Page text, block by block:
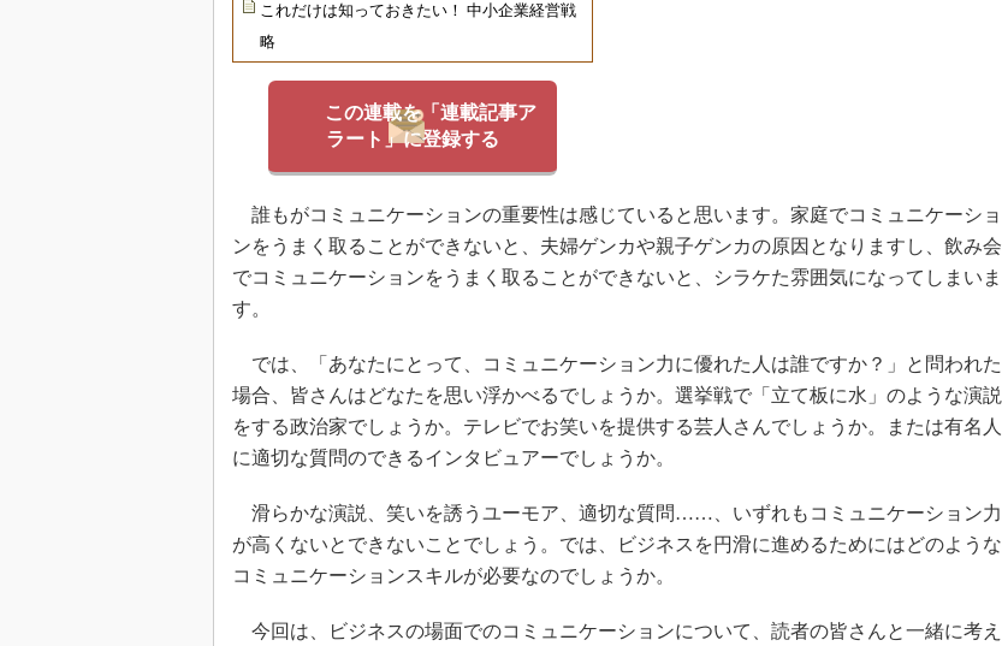
これだけは知っておきたい！ 中小企業経営戦
略
この連載を「連載記事ア
ラート」に登録する
誰もがコミュニケーションの重要性は感じていると思います。家庭でコミュニケーショ
ンをうまく取ることができないと、夫婦ゲンカや親子ゲンカの原因となりますし、飲み会
でコミュニケーションをうまく取ることができないと、シラケた雰囲気になってしまいま
す。
では、「あなたにとって、コミュニケーション力に優れた人は誰ですか？」と問われた
場合、皆さんはどなたを思い浮かべるでしょうか。選挙戦で「立て板に水」のような演説
をする政治家でしょうか。テレビでお笑いを提供する芸人さんでしょうか。または有名人
に適切な質問のできるインタビュアーでしょうか。
滑らかな演説、笑いを誘うユーモア、適切な質問……、いずれもコミュニケーション力
が高くないとできないことでしょう。では、ビジネスを円滑に進めるためにはどのような
コミュニケーションスキルが必要なのでしょうか。
今回は、ビジネスの場面でのコミュニケーションについて、読者の皆さんと一緒に考え